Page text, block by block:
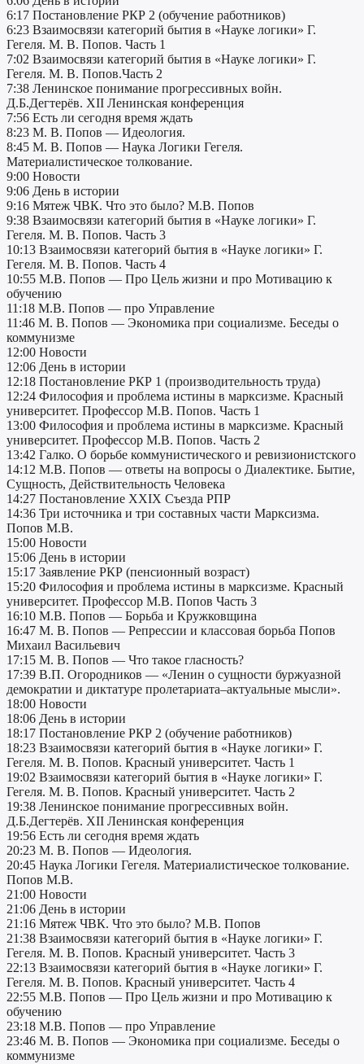
6:17 Постановление РКР 2 (обучение работников)
6:23 Взаимосвязи категорий бытия в «Науке логики» Г.
Гегеля. М. В. Попов. Часть 1
7:02 Взаимосвязи категорий бытия в «Науке логики» Г.
Гегеля. М. В. Попов.Часть 2
7:38 Ленинское понимание прогрессивных войн.
Д.Б.Дегтерёв. XII Ленинская конференция
7:56 Есть ли сегодня время ждать
8:23 М. В. Попов — Идеология.
8:45 М. В. Попов — Наука Логики Гегеля.
Материалистическое толкование.
9:00 Новости
9:06 День в истории
9:16 Мятеж ЧВК. Что это было? М.В. Попов
9:38 Взаимосвязи категорий бытия в «Науке логики» Г.
Гегеля. М. В. Попов. Часть 3
10:13 Взаимосвязи категорий бытия в «Науке логики» Г.
Гегеля. М. В. Попов. Часть 4
10:55 М.В. Попов — Про Цель жизни и про Мотивацию к
обучению
11:18 М.В. Попов — про Управление
11:46 М. В. Попов — Экономика при социализме. Беседы о
коммунизме
12:00 Новости
12:06 День в истории
12:18 Постановление РКР 1 (производительность труда)
12:24 Философия и проблема истины в марксизме. Красный
университет. Профессор М.В. Попов. Часть 1
13:00 Философия и проблема истины в марксизме. Красный
университет. Профессор М.В. Попов. Часть 2
13:42 Галко. О борьбе коммунистического и ревизионистского
14:12 М.В. Попов — ответы на вопросы о Диалектике. Бытие,
Сущность, Действительность Человека
14:27 Постановление XXIX Съезда РПР
14:36 Три источника и три составных части Марксизма.
Попов М.В.
15:00 Новости
15:06 День в истории
15:17 Заявление РКР (пенсионный возраст)
15:20 Философия и проблема истины в марксизме. Красный
университет. Профессор М.В. Попов Часть 3
16:10 М.В. Попов — Борьба и Кружковщина
16:47 М. В. Попов — Репрессии и классовая борьба Попов
Михаил Васильевич
17:15 М. В. Попов — Что такое гласность?
17:39 В.П. Огородников — «Ленин о сущности буржуазной
демократии и диктатуре пролетариата–актуальные мысли».
18:00 Новости
18:06 День в истории
18:17 Постановление РКР 2 (обучение работников)
18:23 Взаимосвязи категорий бытия в «Науке логики» Г.
Гегеля. М. В. Попов. Красный университет. Часть 1
19:02 Взаимосвязи категорий бытия в «Науке логики» Г.
Гегеля. М. В. Попов. Красный университет. Часть 2
19:38 Ленинское понимание прогрессивных войн.
Д.Б.Дегтерёв. XII Ленинская конференция
19:56 Есть ли сегодня время ждать
20:23 М. В. Попов — Идеология.
20:45 Наука Логики Гегеля. Материалистическое толкование.
Попов М.В.
21:00 Новости
21:06 День в истории
21:16 Мятеж ЧВК. Что это было? М.В. Попов
21:38 Взаимосвязи категорий бытия в «Науке логики» Г.
Гегеля. М. В. Попов. Красный университет. Часть 3
22:13 Взаимосвязи категорий бытия в «Науке логики» Г.
Гегеля. М. В. Попов. Красный университет. Часть 4
22:55 М.В. Попов — Про Цель жизни и про Мотивацию к
обучению
23:18 М.В. Попов — про Управление
23:46 М. В. Попов — Экономика при социализме. Беседы о
коммунизме